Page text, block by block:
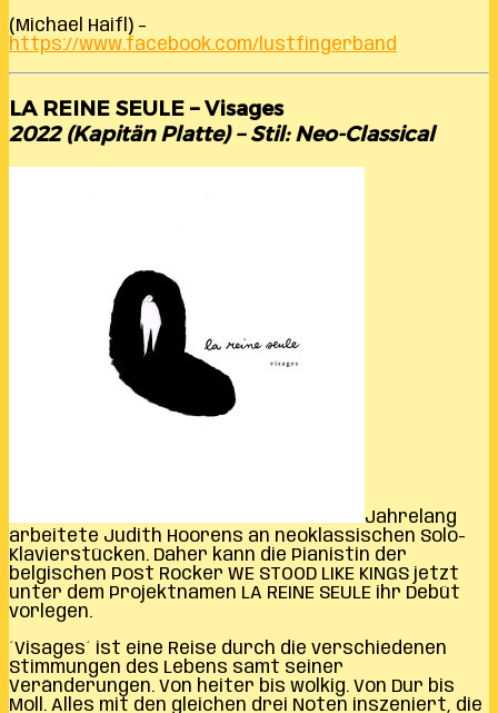
(Michael Haifl) –
https://www.facebook.com/lustfingerband
LA REINE SEULE – Visages
2022 (Kapitän Platte) – Stil: Neo-Classical
Jahrelang
arbeitete Judith Hoorens an neoklassischen Solo-
Klavierstücken. Daher kann die Pianistin der
belgischen Post Rocker WE STOOD LIKE KINGS jetzt
unter dem Projektnamen LA REINE SEULE ihr Debüt
vorlegen.
´Visages´ ist eine Reise durch die verschiedenen
Stimmungen des Lebens samt seiner
Veränderungen. Von heiter bis wolkig. Von Dur bis
Moll. Alles mit den gleichen drei Noten inszeniert, die